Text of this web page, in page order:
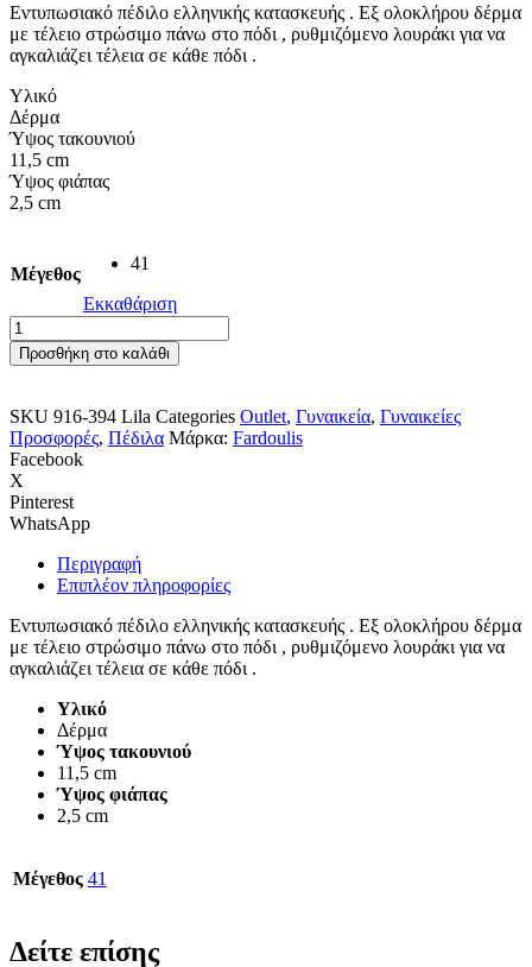
was:
129,00 €.
τιμή
είναι:
67,08 €.
Εντυπωσιακό πέδιλο ελληνικής κατασκευής . Εξ ολοκλήρου δέρμα
με τέλειο στρώσιμο πάνω στο πόδι , ρυθμιζόμενο λουράκι για να
αγκαλιάζει τέλεια σε κάθε πόδι .
Υλικό
Δέρμα
Ύψος τακουνιού
11,5 cm
Ύψος φιάπας
2,5 cm
Μέγεθος
41
Εκκαθάριση
Fardoulis
γυναικείο
πέδιλο
ψηλό
τακούνι
λιλά
916-
394
Lila
ποσότητα
Προσθήκη στο καλάθι
SKU 916-394 Lila Categories Outlet, Γυναικεία, Γυναικείες
Προσφορές, Πέδιλα Μάρκα: Fardoulis
Facebook
X
Pinterest
WhatsApp
Περιγραφή
Επιπλέον πληροφορίες
Εντυπωσιακό πέδιλο ελληνικής κατασκευής . Εξ ολοκλήρου δέρμα
με τέλειο στρώσιμο πάνω στο πόδι , ρυθμιζόμενο λουράκι για να
αγκαλιάζει τέλεια σε κάθε πόδι .
Υλικό
Δέρμα
Ύψος τακουνιού
11,5 cm
Ύψος φιάπας
2,5 cm
Μέγεθος 41
Δείτε επίσης